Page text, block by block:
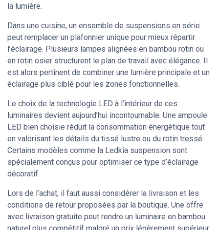
la lumière.
Dans une cuisine, un ensemble de suspensions en série
peut remplacer un plafonnier unique pour mieux répartir
l’éclairage. Plusieurs lampes alignées en bambou rotin ou
en rotin osier structurent le plan de travail avec élégance. Il
est alors pertinent de combiner une lumière principale et un
éclairage plus ciblé pour les zones fonctionnelles.
Le choix de la technologie LED à l’intérieur de ces
luminaires devient aujourd’hui incontournable. Une ampoule
LED bien choisie réduit la consommation énergétique tout
en valorisant les détails du tissé lustre ou du rotin tressé.
Certains modèles comme la Ledkia suspension sont
spécialement conçus pour optimiser ce type d’éclairage
décoratif.
Lors de l’achat, il faut aussi considérer la livraison et les
conditions de retour proposées par la boutique. Une offre
avec livraison gratuite peut rendre un luminaire en bambou